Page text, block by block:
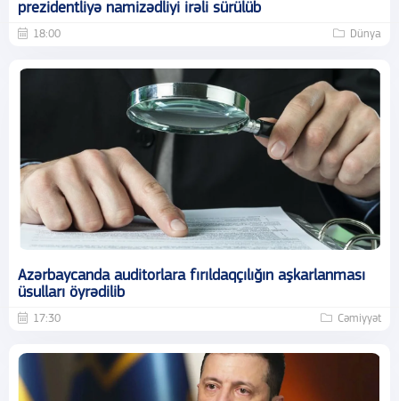
prezidentliyə namizədliyi irəli sürülüb
18:00 Dünya
Azərbaycanda auditorlara fırıldaqçılığın aşkarlanması
üsulları öyrədilib
17:30 Cəmiyyət